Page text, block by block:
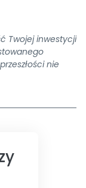
Twojej inwestycji
nie